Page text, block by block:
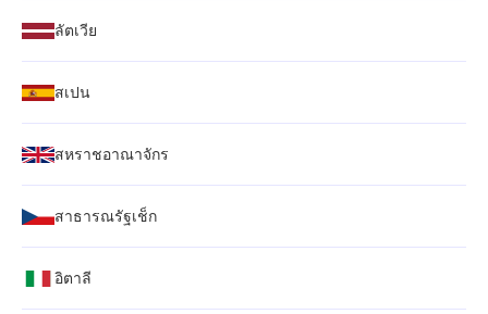
ลัตเวีย
สเปน
สหราชอาณาจักร
สาธารณรัฐเช็ก
อิตาลี